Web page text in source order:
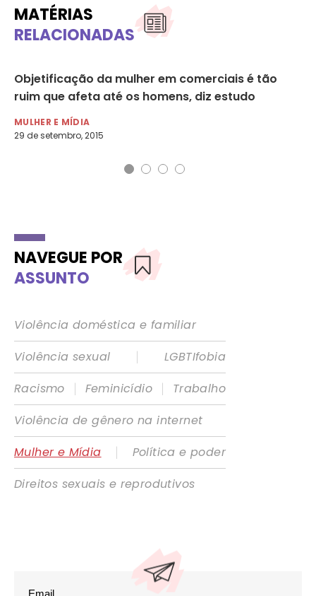
MATÉRIAS
RELACIONADAS
Objetificação da mulher em comerciais é tão
ruim que afeta até os homens, diz estudo
MULHER E MÍDIA
29 de setembro, 2015
NAVEGUE POR
ASSUNTO
Violência doméstica e familiar
Violência sexual
|
LGBTIfobia
Racismo
| Feminicídio |
Trabalho
Violência de gênero na internet
Mulher e Mídia
|
Política e poder
Direitos sexuais e reprodutivos